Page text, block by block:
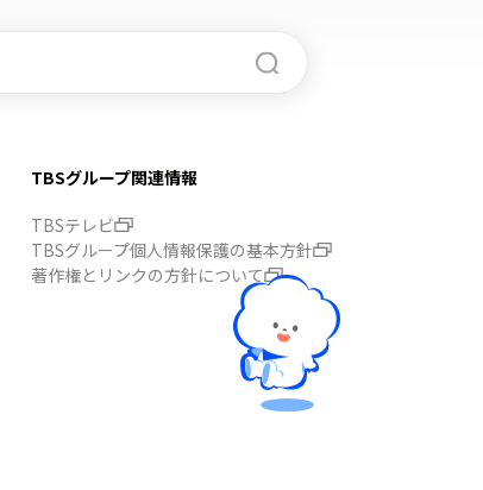
TBSグループ関連情報
TBSテレビ
TBSグループ個人情報保護の基本方針
著作権とリンクの方針について